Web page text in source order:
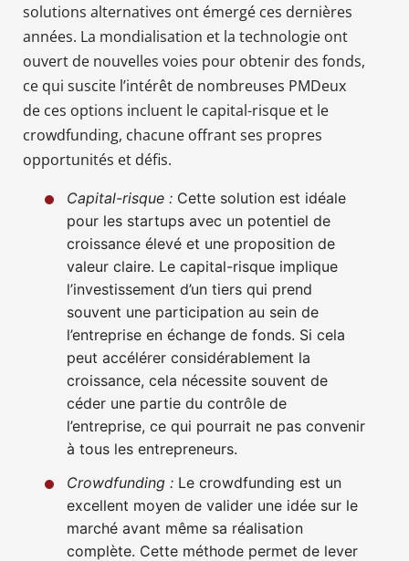
solutions alternatives ont émergé ces dernières
années. La mondialisation et la technologie ont
ouvert de nouvelles voies pour obtenir des fonds,
ce qui suscite l’intérêt de nombreuses PMDeux
de ces options incluent le capital-risque et le
crowdfunding, chacune offrant ses propres
opportunités et défis.
Capital-risque : Cette solution est idéale
pour les startups avec un potentiel de
croissance élevé et une proposition de
valeur claire. Le capital-risque implique
l’investissement d’un tiers qui prend
souvent une participation au sein de
l’entreprise en échange de fonds. Si cela
peut accélérer considérablement la
croissance, cela nécessite souvent de
céder une partie du contrôle de
l’entreprise, ce qui pourrait ne pas convenir
à tous les entrepreneurs.
Crowdfunding : Le crowdfunding est un
excellent moyen de valider une idée sur le
marché avant même sa réalisation
complète. Cette méthode permet de lever